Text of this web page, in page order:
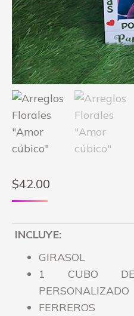
$42.00
INCLUYE:
GIRASOL
1 CUBO DE
PERSONALIZADO
FERREROS